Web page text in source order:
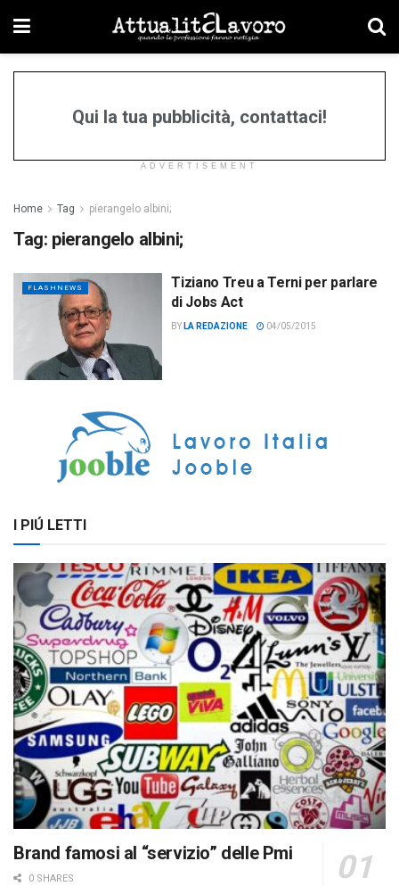
Qui la tua pubblicità, contattaci!
ADVERTISEMENT
Home Tag pierangelo albini;
Tag: pierangelo albini;
FLASHNEWS
Tiziano Treu a Terni per parlare
di Jobs Act
BY LA REDAZIONE 04/05/2015
I PIÚ LETTI
Brand famosi al “servizio” delle Pmi
0 SHARES